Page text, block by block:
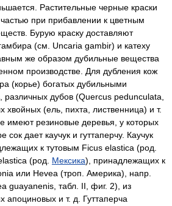
Растительные черные краски
при прибавлении к цветным
Бурую краску доставляют
(см. Uncaria gambir) и катеху
же образом дубильные вещества
производстве. Для дубления кож
(корье) богатых дубильными
различных дубов (Quercus pedunculata,
хвойных (ель, пихта, лиственница) и т.
имеют резиновые деревья, у которых
дает каучук и гуттаперчу. Каучук
к тутовым Ficus elastica (род.
(род. Мексика), принадлежащих к
или Hevea (троп. Америка), напр.
guayanenis, табл. II, фиг. 2), из
апоциновых и т. д. Гуттаперча